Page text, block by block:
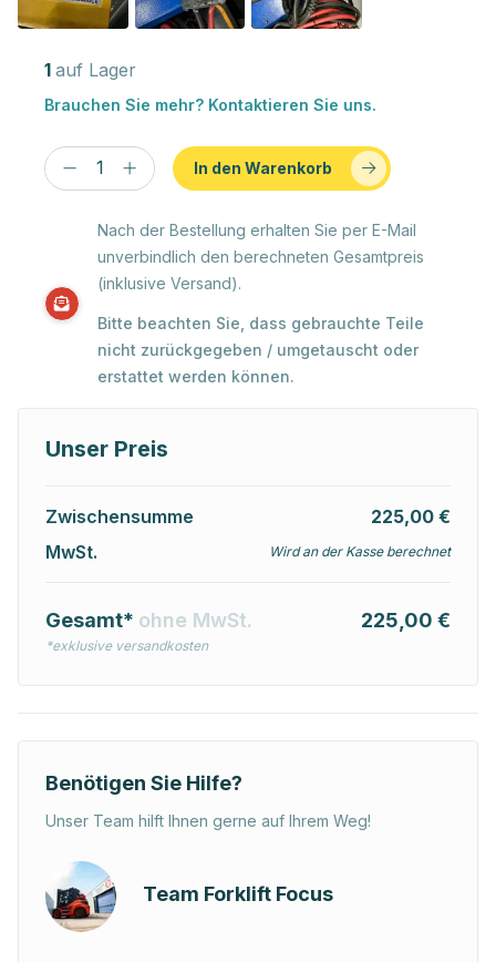
1 auf Lager
Brauchen Sie mehr? Kontaktieren Sie uns.
In den Warenkorb
Nach der Bestellung erhalten Sie per E-Mail
unverbindlich den berechneten Gesamtpreis
(inklusive Versand).
Bitte beachten Sie, dass gebrauchte Teile
nicht zurückgegeben / umgetauscht oder
erstattet werden können.
Unser Preis
Zwischensumme
225,00 €
MwSt.
Wird an der Kasse berechnet
Gesamt* ohne MwSt.
*exklusive versandkosten
225,00 €
Benötigen Sie Hilfe?
Unser Team hilft Ihnen gerne auf Ihrem Weg!
Team Forklift Focus